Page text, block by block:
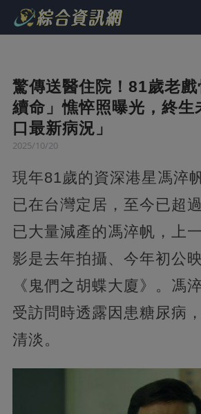
驚傳送醫住院！81歲老
續命」憔悴照曝光，終生
口最新病況」
2025/10/20
現年81歲的資深港星馮淬
已在台灣定居，至今已超
已大量減產的馮淬帆，上
影是去年拍攝、今年初公
《鬼們之胡蝶大廈》。馮
受訪問時透露因患糖尿病
清淡。